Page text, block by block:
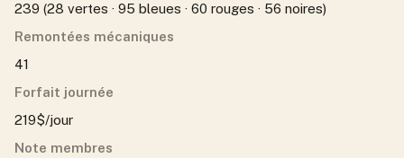
239 (28 vertes · 95 bleues · 60 rouges · 56 noires)
Remontées mécaniques
41
Forfait journée
219$/jour
Note membres